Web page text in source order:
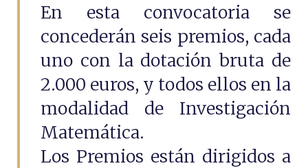
En esta convocatoria se
concederán seis premios, cada
uno con la dotación bruta de
2.000 euros, y todos ellos en la
modalidad de Investigación
Matemática.
Los Premios están dirigidos a